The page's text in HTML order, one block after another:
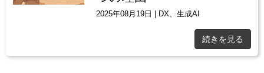
2025年08月19日 DX、生成AI
続きを見る